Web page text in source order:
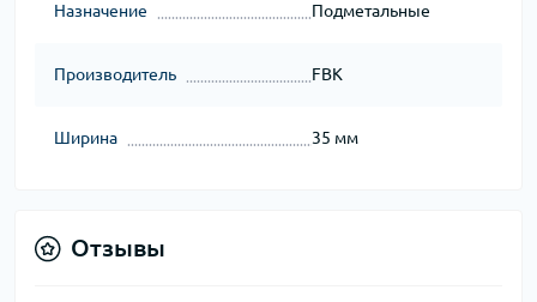
Назначение Подметальные
Производитель FBK
Ширина 35 мм
Отзывы